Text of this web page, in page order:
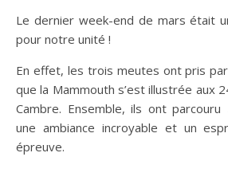
Le dernier week-end de mars était
pour notre unité !
En effet, les trois meutes ont pris
que la Mammouth s’est illustrée aux
Cambre. Ensemble, ils ont
une ambiance incroyable et un
épreuve.